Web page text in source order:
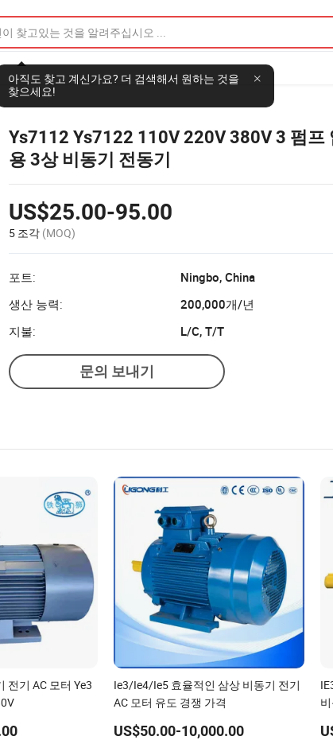
아직도 찾고 계신가요? 더 검색해서 원하는 것을
찾으세요!
Ys7112 Ys7122 110V 220V 380V 3 펌프
용 3상 비동기 전동기
US$25.00-95.00
5 조각 (MOQ)
포트:
Ningbo, China
생산 능력:
200,000개/년
지불:
L/C, T/T
문의 보내기
전기 AC 모터 Ye3
Ie3/Ie4/Ie5 효율적인 삼상 비동기 전기
AC 모터 유도 경쟁 가격
US$50.00-10,000.00